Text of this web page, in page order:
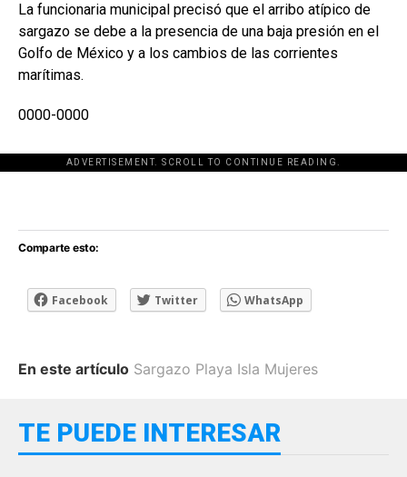
La funcionaria municipal precisó que el arribo atípico de
sargazo se debe a la presencia de una baja presión en el
Golfo de México y a los cambios de las corrientes
marítimas.
0000-0000
ADVERTISEMENT. SCROLL TO CONTINUE READING.
[adsforwp id="243463"]
Comparte esto:
Facebook Twitter WhatsApp
En este artículo Sargazo Playa Isla Mujeres
TE PUEDE INTERESAR